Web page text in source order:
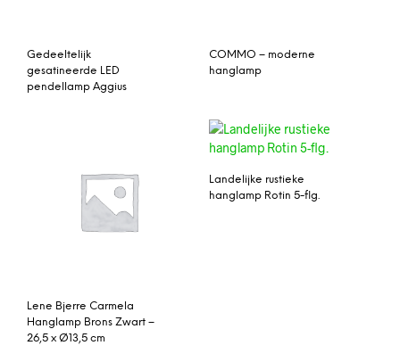
Gedeeltelijk
gesatineerde LED
pendellamp Aggius
COMMO – moderne
hanglamp
Lene Bjerre Carmela
Hanglamp Brons Zwart –
26,5 x Ø13,5 cm
Landelijke rustieke
hanglamp Rotin 5-flg.